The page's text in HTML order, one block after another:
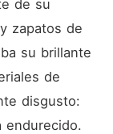
de su
zapatos de
su brillante
de
disgusto:
endurecido.